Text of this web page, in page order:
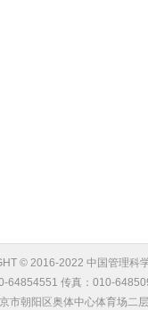
© 2016-2022 中国管理科
64854551 传真：010-
市朝阳区奥体中心体育场二